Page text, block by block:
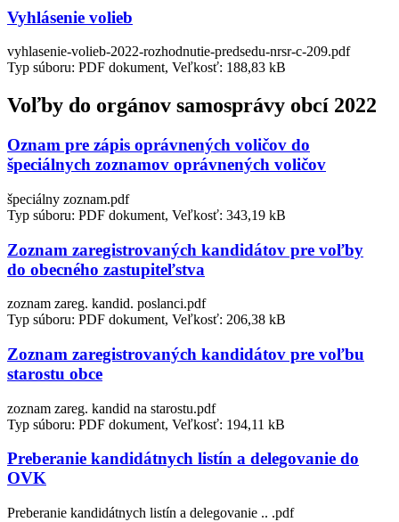
Vyhlásenie volieb
vyhlasenie-volieb-2022-rozhodnutie-predsedu-nrsr-c-209.pdf
Typ súboru: PDF dokument, Veľkosť: 188,83 kB
Voľby do orgánov samosprávy obcí 2022
Oznam pre zápis oprávnených voličov do
špeciálnych zoznamov oprávnených voličov
špeciálny zoznam.pdf
Typ súboru: PDF dokument, Veľkosť: 343,19 kB
Zoznam zaregistrovaných kandidátov pre voľby
do obecného zastupiteľstva
zoznam zareg. kandid. poslanci.pdf
Typ súboru: PDF dokument, Veľkosť: 206,38 kB
Zoznam zaregistrovaných kandidátov pre voľbu
starostu obce
zoznam zareg. kandid na starostu.pdf
Typ súboru: PDF dokument, Veľkosť: 194,11 kB
Preberanie kandidátnych listín a delegovanie do
OVK
Preberanie kandidátnych listín a delegovanie .. .pdf